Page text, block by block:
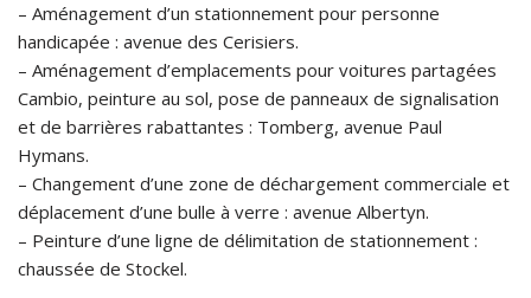
– Aménagement d’un stationnement pour personne
handicapée : avenue des Cerisiers.
– Aménagement d’emplacements pour voitures partagées
Cambio, peinture au sol, pose de panneaux de signalisation
et de barrières rabattantes : Tomberg, avenue Paul
Hymans.
– Changement d’une zone de déchargement commerciale et
déplacement d’une bulle à verre : avenue Albertyn.
– Peinture d’une ligne de délimitation de stationnement :
chaussée de Stockel.